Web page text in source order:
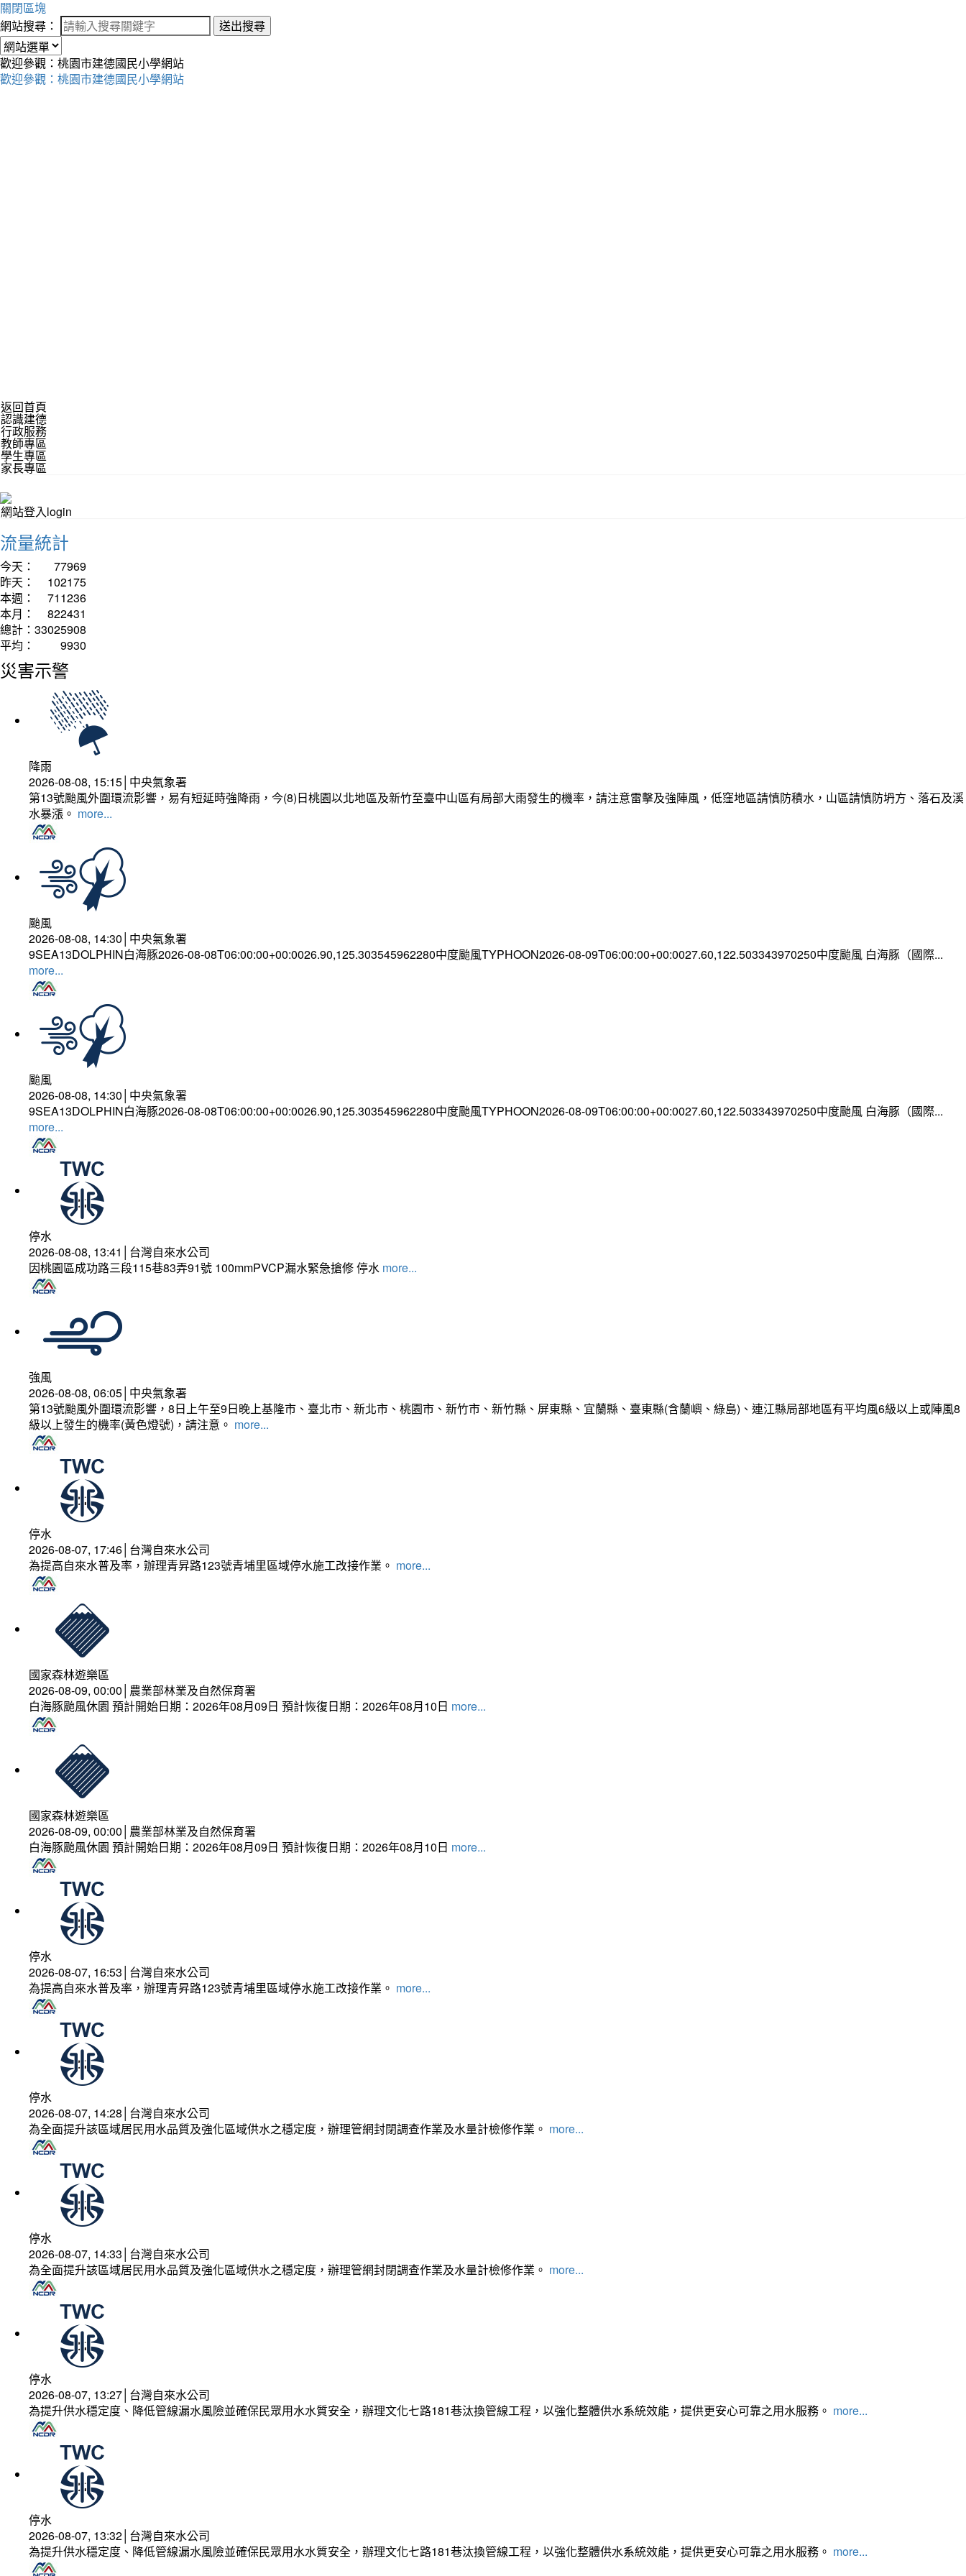
關閉區塊
網站搜尋：
送出搜尋
歡迎參觀：桃園市建德國民小學網站
歡迎參觀：桃園市建德國民小學網站
返回首頁
認識建德
行政服務
教師專區
學生專區
家長專區
網站登入login
流量統計
今天：
77969
昨天：
102175
本週：
711236
本月：
822431
總計： 33025908
平均：
9930
災害示警
降雨
2026-08-08, 15:15│中央氣象署
第13號颱風外圍環流影響，易有短延時強降雨，今(8)日桃園以北地區及新竹至臺中山區有局部大雨發生的機率，請注意雷擊及強陣風，低窪地區請慎防積水，山區請慎防坍方、落石及溪
水暴漲。 more...
颱風
2026-08-08, 14:30│中央氣象署
9SEA13DOLPHIN白海豚2026-08-08T06:00:00+00:0026.90,125.303545962280中度颱風TYPHOON2026-08-09T06:00:00+00:0027.60,122.503343970250中度颱風 白海豚（國際...
more...
颱風
2026-08-08, 14:30│中央氣象署
9SEA13DOLPHIN白海豚2026-08-08T06:00:00+00:0026.90,125.303545962280中度颱風TYPHOON2026-08-09T06:00:00+00:0027.60,122.503343970250中度颱風 白海豚（國際...
more...
停水
2026-08-08, 13:41│台灣自來水公司
因桃園區成功路三段115巷83弄91號 100mmPVCP漏水緊急搶修 停水 more...
強風
2026-08-08, 06:05│中央氣象署
第13號颱風外圍環流影響，8日上午至9日晚上基隆市、臺北市、新北市、桃園市、新竹市、新竹縣、屏東縣、宜蘭縣、臺東縣(含蘭嶼、綠島)、連江縣局部地區有平均風6級以上或陣風8
級以上發生的機率(黃色燈號)，請注意。 more...
停水
2026-08-07, 17:46│台灣自來水公司
為提高自來水普及率，辦理青昇路123號青埔里區域停水施工改接作業。 more...
國家森林遊樂區
2026-08-09, 00:00│農業部林業及自然保育署
白海豚颱風休園 預計開始日期：2026年08月09日 預計恢復日期：2026年08月10日 more...
國家森林遊樂區
2026-08-09, 00:00│農業部林業及自然保育署
白海豚颱風休園 預計開始日期：2026年08月09日 預計恢復日期：2026年08月10日 more...
停水
2026-08-07, 16:53│台灣自來水公司
為提高自來水普及率，辦理青昇路123號青埔里區域停水施工改接作業。 more...
停水
2026-08-07, 14:28│台灣自來水公司
為全面提升該區域居民用水品質及強化區域供水之穩定度，辦理管網封閉調查作業及水量計檢修作業。 more...
停水
2026-08-07, 14:33│台灣自來水公司
為全面提升該區域居民用水品質及強化區域供水之穩定度，辦理管網封閉調查作業及水量計檢修作業。 more...
停水
2026-08-07, 13:27│台灣自來水公司
為提升供水穩定度、降低管線漏水風險並確保民眾用水水質安全，辦理文化七路181巷汰換管線工程，以強化整體供水系統效能，提供更安心可靠之用水服務。 more...
停水
2026-08-07, 13:32│台灣自來水公司
為提升供水穩定度、降低管線漏水風險並確保民眾用水水質安全，辦理文化七路181巷汰換管線工程，以強化整體供水系統效能，提供更安心可靠之用水服務。 more...